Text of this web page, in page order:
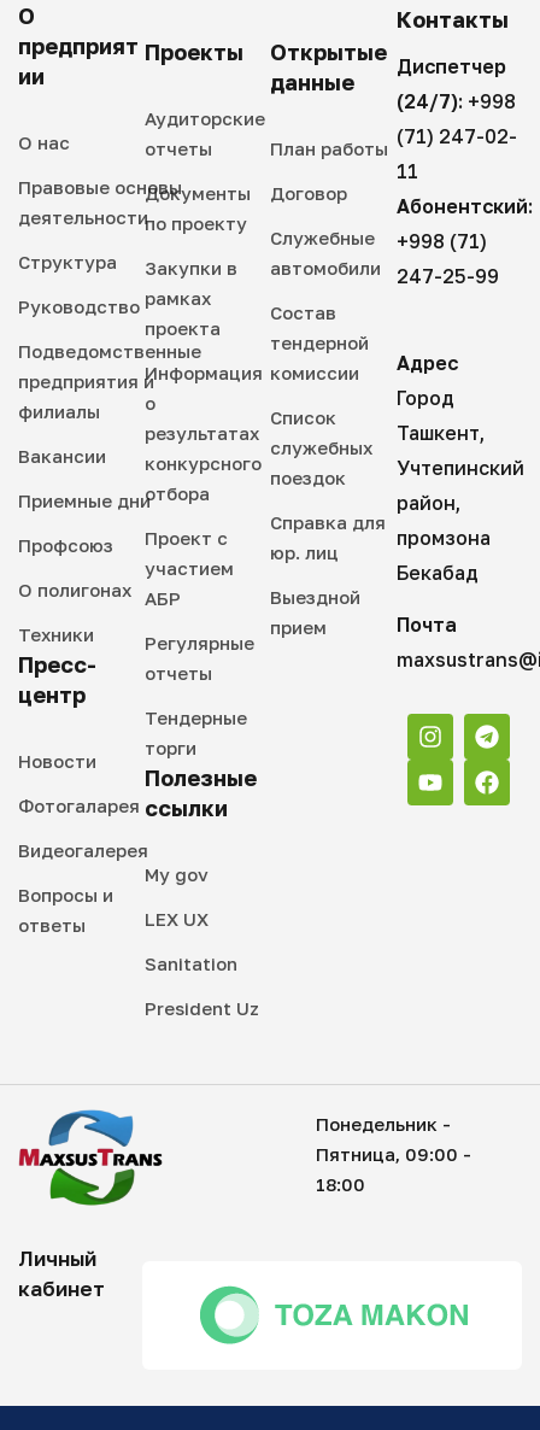
О
предприят
ии
О нас
Правовые основы
деятельности
Структура
Руководство
Подведомственные
предприятия и
филиалы
Вакансии
Приемные дни
Профсоюз
О полигонах
Техники
Пресс-
центр
Новости
Фотогаларея
Видеогалерея
Вопросы и
ответы
Проекты
Аудиторские
отчеты
Документы
по проекту
Закупки в
рамках
проекта
Информация
о
результатах
конкурсного
отбора
Проект с
участием
АБР
Регулярные
отчеты
Тендерные
торги
Полезные
ссылки
My gov
LEX UX
Sanitation
President Uz
Открытые
данные
План работы
Договор
Служебные
автомобили
Состав
тендерной
комиссии
Список
служебных
поездок
Справка для
юр. лиц
Выездной
прием
Контакты
Диспетчер
(24/7): +998
(71) 247-02-
11
Абонентский:
+998 (71)
247-25-99
Адрес
Город
Ташкент,
Учтепинский
район,
промзона
Бекабад
Почта
Понедельник -
Пятница, 09:00 -
18:00
Личный
кабинет